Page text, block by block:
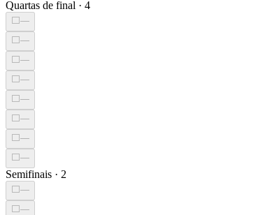
Quartas de final · 4
⬜—
⬜—
⬜—
⬜—
⬜—
⬜—
⬜—
⬜—
Semifinais · 2
⬜—
⬜—